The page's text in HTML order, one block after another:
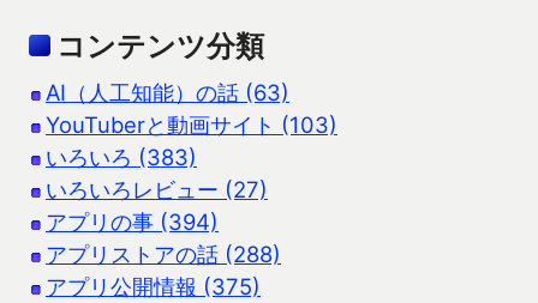
コンテンツ分類
AI（人工知能）の話 (63)
YouTuberと動画サイト (103)
いろいろ (383)
いろいろレビュー (27)
アプリの事 (394)
アプリストアの話 (288)
アプリ公開情報 (375)